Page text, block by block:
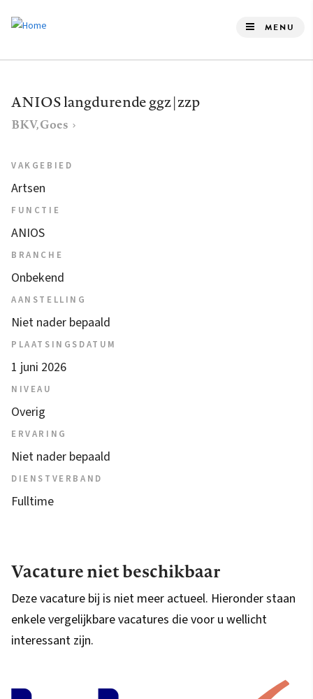
de
gaan
MENU
ANIOS langdurende ggz | zzp
BKV, Goes
VAKGEBIED
Artsen
FUNCTIE
ANIOS
BRANCHE
Onbekend
AANSTELLING
Niet nader bepaald
PLAATSINGSDATUM
1 juni 2026
NIVEAU
Overig
ERVARING
Niet nader bepaald
DIENSTVERBAND
Fulltime
Vacature niet beschikbaar
Deze vacature bij is niet meer actueel. Hieronder staan
enkele vergelijkbare vacatures die voor u wellicht
interessant zijn.